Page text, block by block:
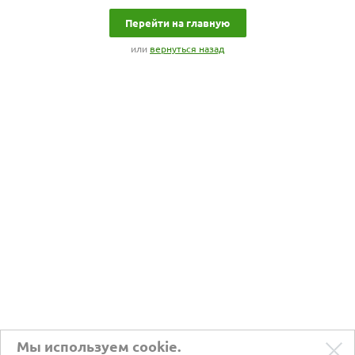
Перейти на главную
или вернуться назад
Мы используем cookie.